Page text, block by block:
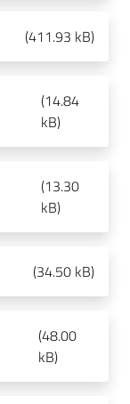
(411.93 kB)
(14.84
kB)
(13.30
kB)
(34.50 kB)
(48.00
kB)